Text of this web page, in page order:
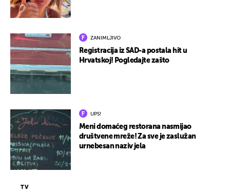
ZANIMLJIVO
Registracija iz SAD-a postala hit u
Hrvatskoj! Pogledajte zašto
UPS!
Meni domaćeg restorana nasmijao
društvene mreže! Za sve je zaslužan
urnebesan naziv jela
TV